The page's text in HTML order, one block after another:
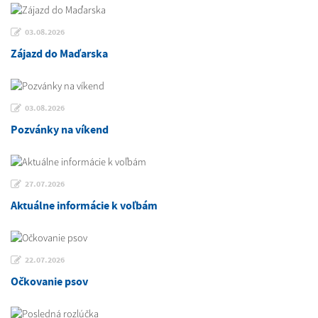
03.08.2026
Zájazd do Maďarska
03.08.2026
Pozvánky na víkend
27.07.2026
Aktuálne informácie k voľbám
22.07.2026
Očkovanie psov